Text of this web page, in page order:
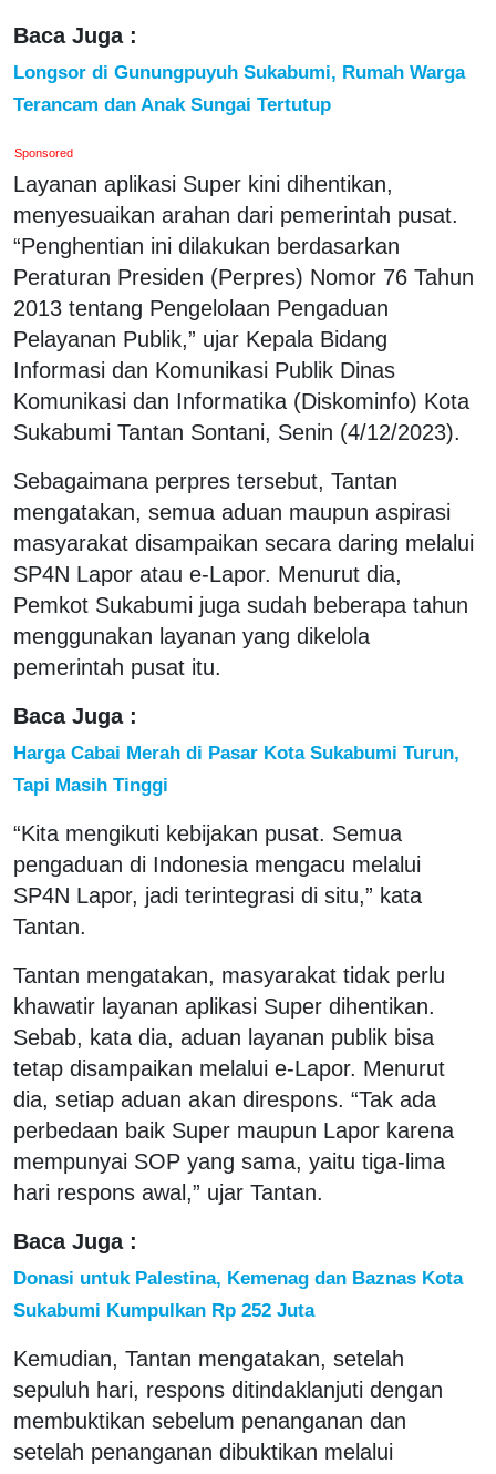
Baca Juga :
Longsor di Gunungpuyuh Sukabumi, Rumah Warga
Terancam dan Anak Sungai Tertutup
Sponsored
Layanan aplikasi Super kini dihentikan,
menyesuaikan arahan dari pemerintah pusat.
“Penghentian ini dilakukan berdasarkan
Peraturan Presiden (Perpres) Nomor 76 Tahun
2013 tentang Pengelolaan Pengaduan
Pelayanan Publik,” ujar Kepala Bidang
Informasi dan Komunikasi Publik Dinas
Komunikasi dan Informatika (Diskominfo) Kota
Sukabumi Tantan Sontani, Senin (4/12/2023).
Sebagaimana perpres tersebut, Tantan
mengatakan, semua aduan maupun aspirasi
masyarakat disampaikan secara daring melalui
SP4N Lapor atau e-Lapor. Menurut dia,
Pemkot Sukabumi juga sudah beberapa tahun
menggunakan layanan yang dikelola
pemerintah pusat itu.
Baca Juga :
Harga Cabai Merah di Pasar Kota Sukabumi Turun,
Tapi Masih Tinggi
“Kita mengikuti kebijakan pusat. Semua
pengaduan di Indonesia mengacu melalui
SP4N Lapor, jadi terintegrasi di situ,” kata
Tantan.
Tantan mengatakan, masyarakat tidak perlu
khawatir layanan aplikasi Super dihentikan.
Sebab, kata dia, aduan layanan publik bisa
tetap disampaikan melalui e-Lapor. Menurut
dia, setiap aduan akan direspons. “Tak ada
perbedaan baik Super maupun Lapor karena
mempunyai SOP yang sama, yaitu tiga-lima
hari respons awal,” ujar Tantan.
Baca Juga :
Donasi untuk Palestina, Kemenag dan Baznas Kota
Sukabumi Kumpulkan Rp 252 Juta
Kemudian, Tantan mengatakan, setelah
sepuluh hari, respons ditindaklanjuti dengan
membuktikan sebelum penanganan dan
setelah penanganan dibuktikan melalui